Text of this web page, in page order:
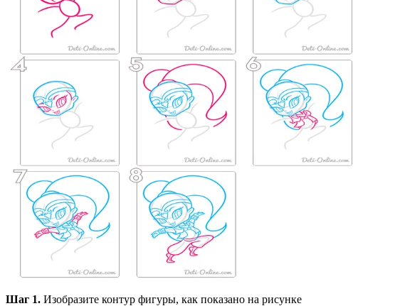
Шаг 1. Изобразите контур фигуры, как показано на рисунке